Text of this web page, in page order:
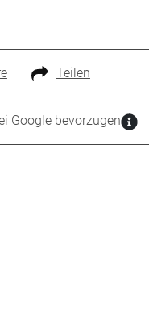
Teilen
Google bevorzugen